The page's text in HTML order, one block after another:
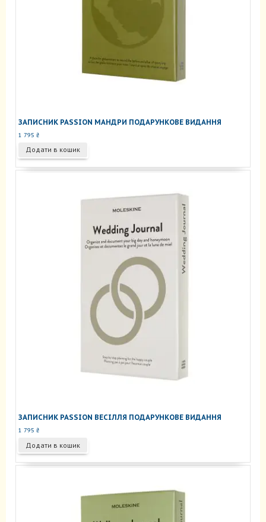
ЗАПИСНИК PASSION МАНДРИ ПОДАРУНКОВЕ ВИДАННЯ
1 795 ₴
Додати в кошик
ЗАПИСНИК PASSION ВЕСІЛЛЯ ПОДАРУНКОВЕ ВИДАННЯ
1 795 ₴
Додати в кошик